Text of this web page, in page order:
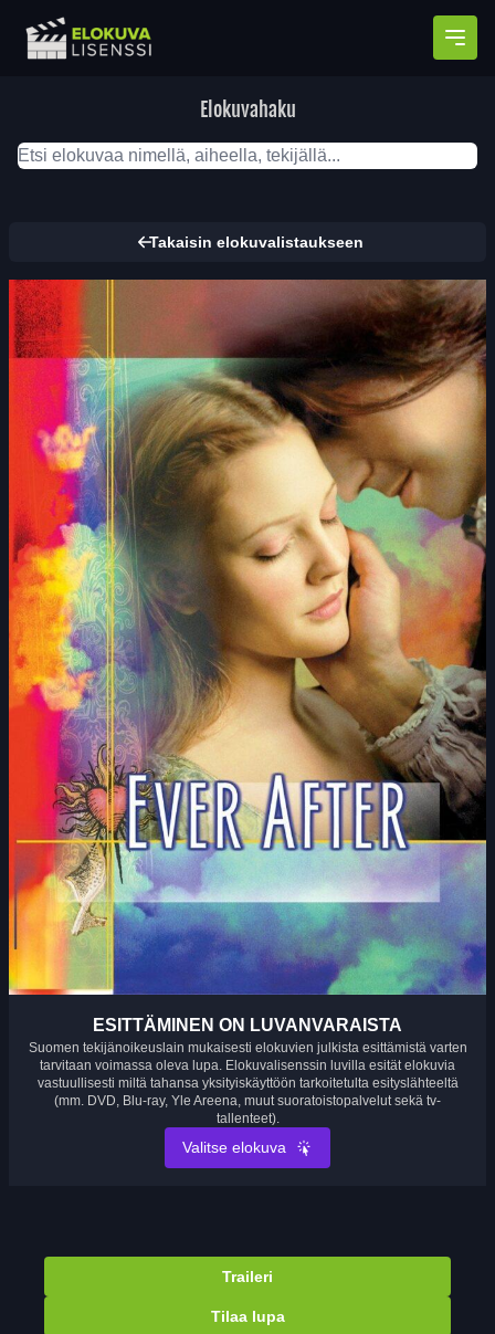
Elokuvahaku
Takaisin elokuvalistaukseen
ESITTÄMINEN ON LUVANVARAISTA
Suomen tekijänoikeuslain mukaisesti elokuvien julkista esittämistä varten
tarvitaan voimassa oleva lupa. Elokuvalisenssin luvilla esität elokuvia
vastuullisesti miltä tahansa yksityiskäyttöön tarkoitetulta esityslähteeltä
(mm. DVD, Blu-ray, Yle Areena, muut suoratoistopalvelut sekä tv-
tallenteet).
Valitse elokuva
Traileri
Tilaa lupa